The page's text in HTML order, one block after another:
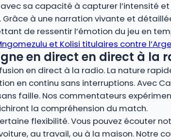
sa capacité à capturer l’intensité
à une narration vivante et
de ressentir l’émotion du jeu en
et Kolisi titulaires contre
en direct en direct à la
en direct à la radio. La nature
en continu sans interruptions. Avec
faille. Nos commentateurs
la compréhension du match.
flexibilité. Vous pouvez écouter
au travail, ou à la maison. Notre